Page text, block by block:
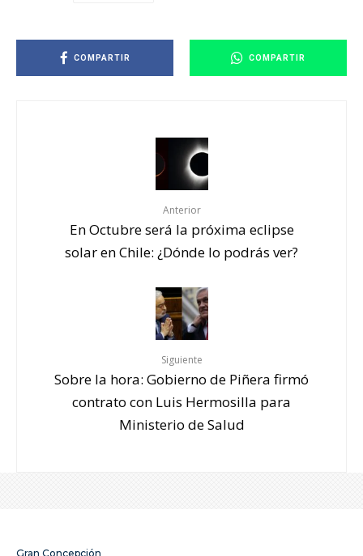
COMPARTIR COMPARTIR
Anterior
En Octubre será la próxima eclipse
solar en Chile: ¿Dónde lo podrás ver?
Siguiente
Sobre la hora: Gobierno de Piñera firmó
contrato con Luis Hermosilla para
Ministerio de Salud
Gran Concepción